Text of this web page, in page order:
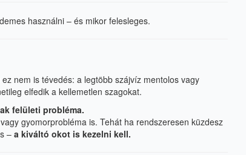
használni – és mikor felesleges.
nem is tévedés: a legtöbb szájvíz mentolos vagy
elfedik a kellemetlen szagokat.
felületi probléma.
gyomorprobléma is. Tehát ha rendszeresen küzdesz
– a kiváltó okot is kezelni kell.